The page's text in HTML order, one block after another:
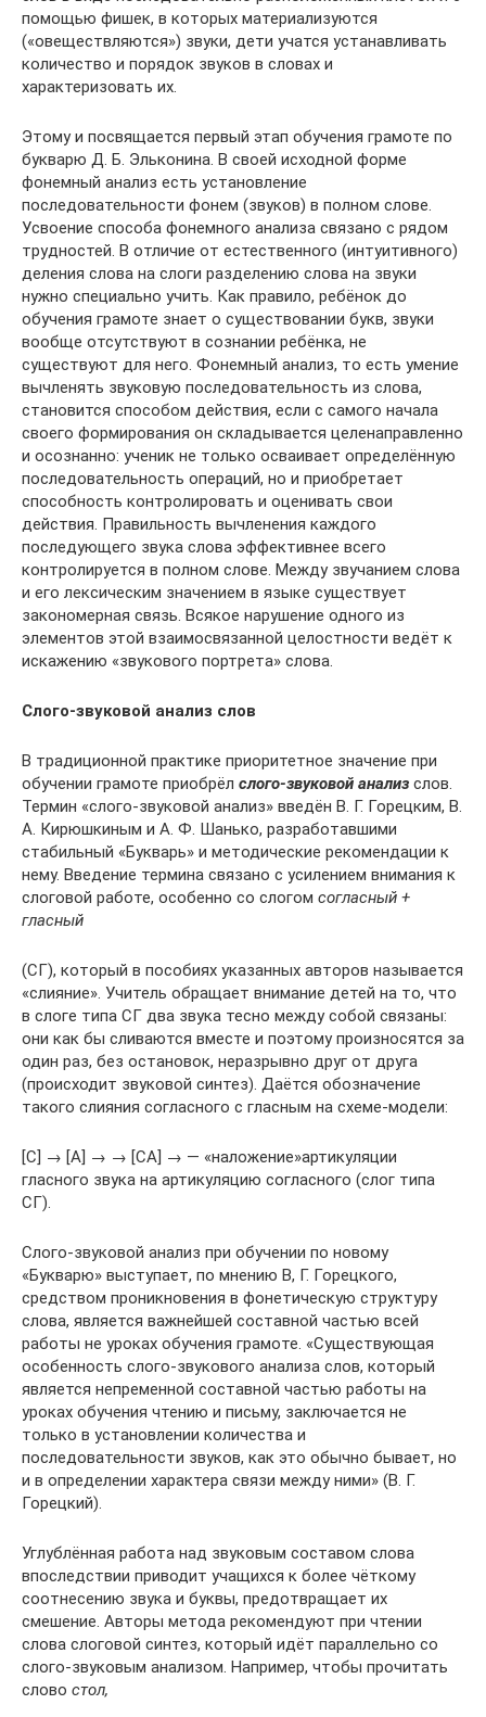
помощью фишек, в которых материализуются
(«овеществляются») звуки, дети учатся устанавливать
количество и порядок звуков в словах и
характеризовать их.
Этому и посвящается первый этап обучения грамоте по
букварю Д. Б. Эльконина. В своей исходной форме
фонемный анализ есть установление
последовательности фонем (звуков) в полном слове.
Усвоение способа фонемного анализа связано с рядом
трудностей. В отличие от естественного (интуитивного)
деления слова на слоги разделению слова на звуки
нужно специально учить. Как правило, ребёнок до
обучения грамоте знает о существовании букв, звуки
вообще отсутствуют в сознании ребёнка, не
существуют для него. Фонемный анализ, то есть умение
вычленять звуковую последовательность из слова,
становится способом действия, если с самого начала
своего формирования он складывается целенаправленно
и осознанно: ученик не только осваивает определённую
последовательность операций, но и приобретает
способность контролировать и оценивать свои
действия. Правильность вычленения каждого
последующего звука слова эффективнее всего
контролируется в полном слове. Между звучанием слова
и его лексическим значением в языке существует
закономерная связь. Всякое нарушение одного из
элементов этой взаимосвязанной целостности ведёт к
искажению «звукового портрета» слова.
Слого-звуковой анализ слов
В традиционной практике приоритетное значение при
обучении грамоте приобрёл слого-звуковой анализ слов.
Термин «слого-звуковой анализ» введён В. Г. Горецким, В.
А. Кирюшкиным и А. Ф. Шанько, разработавшими
стабильный «Букварь» и методические рекомендации к
нему. Введение термина связано с усилением внимания к
слоговой работе, особенно со слогом согласный +
гласный
(СГ), который в пособиях указанных авторов называется
«слияние». Учитель обращает внимание детей на то, что
в слоге типа СГ два звука тесно между собой связаны:
они как бы сливаются вместе и поэтому произносятся за
один раз, без остановок, неразрывно друг от друга
(происходит звуковой синтез). Даётся обозначение
такого слияния согласного с гласным на схеме-модели:
[С] → [А] → → [СА] → — «наложение»артикуляции
гласного звука на артикуляцию согласного (слог типа
СГ).
Слого-звуковой анализ при обучении по новому
«Букварю» выступает, по мнению В, Г. Горецкого,
средством проникновения в фонетическую структуру
слова, является важнейшей составной частью всей
работы не уроках обучения грамоте. «Существующая
особенность слого-звукового анализа слов, который
является непременной составной частью работы на
уроках обучения чтению и письму, заключается не
только в установлении количества и
последовательности звуков, как это обычно бывает, но
и в определении характера связи между ними» (В. Г.
Горецкий).
Углублённая работа над звуковым составом слова
впоследствии приводит учащихся к более чёткому
соотнесению звука и буквы, предотвращает их
смешение. Авторы метода рекомендуют при чтении
слова слоговой синтез, который идёт параллельно со
слого-звуковым анализом. Например, чтобы прочитать
слово стол,